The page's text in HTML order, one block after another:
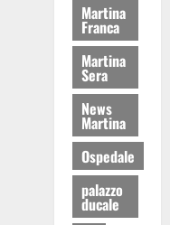
Martina
Franca
Martina
Sera
News
Martina
Ospedale
palazzo
ducale